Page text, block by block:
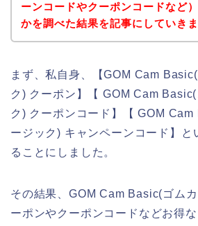
ーンコードやクーポンコードなど
かを調べた結果を記事にしていきま
まず、私自身、【GOM Cam
ク) クーポン】【 GOM Cam
ク) クーポンコード】【 GOM
ージック) キャンペーンコード】と
ることにしました。
その結果、GOM Cam Basic(ゴム
ーポンやクーポンコードなどお得